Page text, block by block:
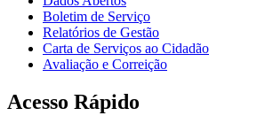
Boletim de Serviço
Relatórios de Gestão
Carta de Serviços ao Cidadão
Avaliação e Correição
Acesso Rápido